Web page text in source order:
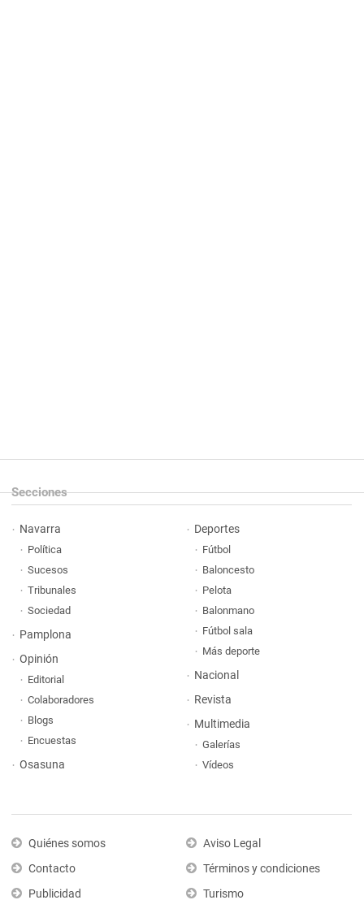
Secciones
Navarra
Política
Sucesos
Tribunales
Sociedad
Pamplona
Opinión
Editorial
Colaboradores
Blogs
Encuestas
Osasuna
Deportes
Fútbol
Baloncesto
Pelota
Balonmano
Fútbol sala
Más deporte
Nacional
Revista
Multimedia
Galerías
Vídeos
Quiénes somos
Contacto
Publicidad
Aviso Legal
Términos y condiciones
Turismo